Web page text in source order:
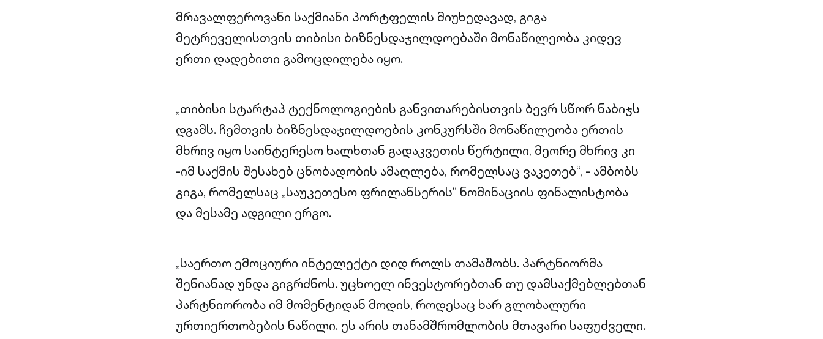
მრავალფეროვანი საქმიანი პორტფელის მიუხედავად, გიგა
მეტრეველისთვის თიბისი ბიზნესდაჯილდოებაში მონაწილეობა კიდევ
ერთი დადებითი გამოცდილება იყო.
„თიბისი სტარტაპ ტექნოლოგიების განვითარებისთვის ბევრ სწორ ნაბიჯს
დგამს. ჩემთვის ბიზნესდაჯილდოების კონკურსში მონაწილეობა ერთის
მხრივ იყო საინტერესო ხალხთან გადაკვეთის წერტილი, მეორე მხრივ კი
-იმ საქმის შესახებ ცნობადობის ამაღლება, რომელსაც ვაკეთებ“, - ამბობს
გიგა, რომელსაც „საუკეთესო ფრილანსერის“ ნომინაციის ფინალისტობა
და მესამე ადგილი ერგო.
„საერთო ემოციური ინტელექტი დიდ როლს თამაშობს. პარტნიორმა
შენიანად უნდა გიგრძნოს. უცხოელ ინვესტორებთან თუ დამსაქმებლებთან
პარტნიორობა იმ მომენტიდან მოდის, როდესაც ხარ გლობალური
ურთიერთობების ნაწილი. ეს არის თანამშრომლობის მთავარი საფუძველი.